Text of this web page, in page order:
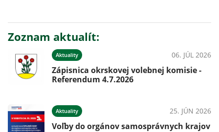
Zoznam aktualít:
Aktuality 06. JÚL 2026
Zápisnica okrskovej volebnej komisie -
Referendum 4.7.2026
Aktuality 25. JÚN 2026
Voľby do orgánov samosprávnych krajov